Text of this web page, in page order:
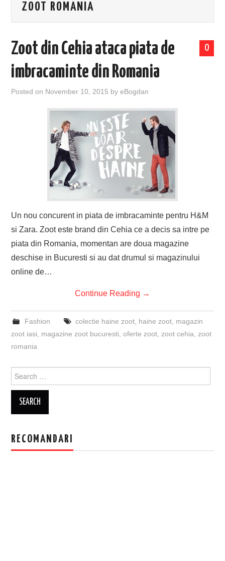
ZOOT ROMANIA
0
Zoot din Cehia ataca piata de
imbracaminte din Romania
Posted on November 10, 2015 byeBogdan
Un nou concurent in piata de imbracaminte pentru H&M
si Zara. Zoot este brand din Cehia ce a decis sa intre pe
piata din Romania, momentan are doua magazine
deschise in Bucuresti si au dat drumul si magazinului
online de…
Continue Reading →
Fashion colectie haine zoot, haine zoot, magazin
zoot iasi
magazine zoot bucuresti ,oferte zoot zoot cehia
zoot
romania
for:
RECOMANDARI